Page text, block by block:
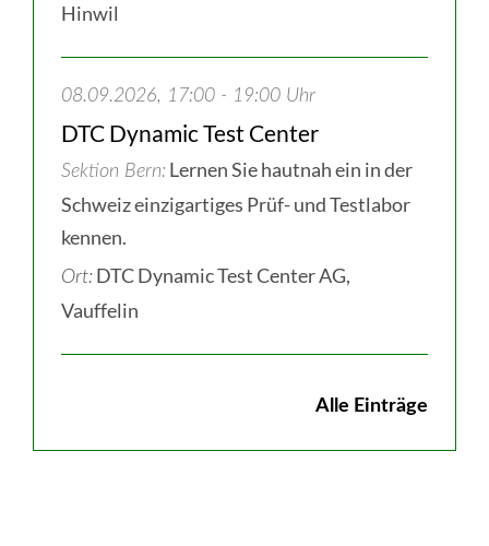
Hinwil
08.09.2026, 17:00 - 19:00 Uhr
DTC Dynamic Test Center
Sektion Bern Lernen Sie hautnah ein in der
Schweiz einzigartiges Prüf- und Testlabor
kennen.
Ort: DTC Dynamic Test Center AG,
Vauffelin
Alle Einträge